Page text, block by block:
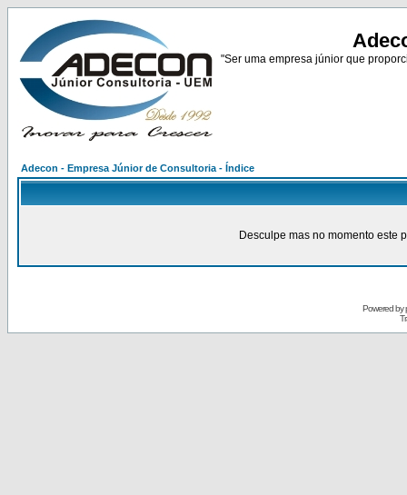
"Ser uma empresa júnior que
Adecon - Empresa Júnior de Consultoria - Índice
Desculpe mas no momento este
Powered by